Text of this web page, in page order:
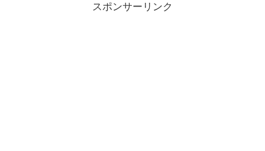
スポンサーリンク